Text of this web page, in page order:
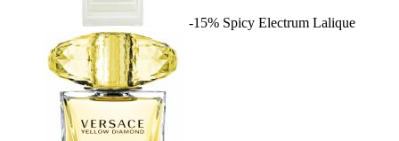
-15% Spicy Electrum Lalique